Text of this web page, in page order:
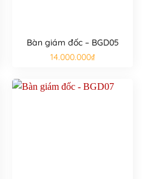
Bàn giám đốc – BGD05
14.000.000₫